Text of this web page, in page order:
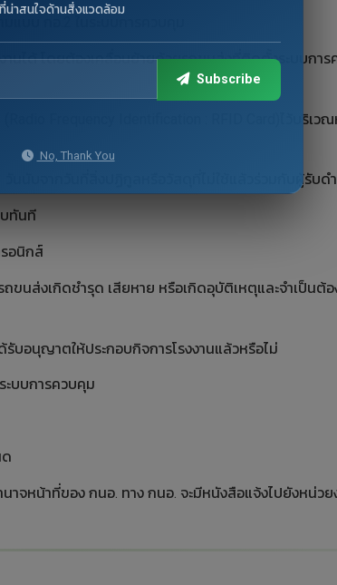
บบ กอ.2 ในระบบการควบคุม
นได้ โดยต้องเคลื่อนย้ายด้วยรถขนส่งที่ติดตั้งระบบกา
Frequency Identification : RFID Card)ไว้บริเว
วันนับจากวันที่สิ่งปฏิกูลหรือวัสดุที่ไม่ใช้แล้วร่วมกับผู้รับด
บทันที
อนิกส์
ขนส่งเกิดชำรุด เสียหาย หรือเกิดอุบัติเหตุและจำเป็น
บอนุญาตให้ประกอบกิจการโรงงานแล้วหรือไม่
ะบบการควบคุม
ด
หน้าที่ของ กนอ. ทาง กนอ. จะมีหนังสือแจ้งไปยังหน่วย
น่าสนใจด้านสิ่งแวดล้อม
Subscribe
No, Thank You